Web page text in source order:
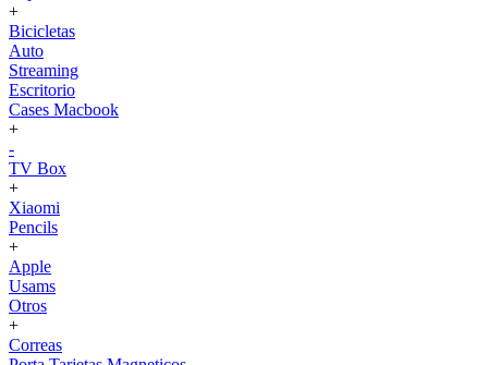
+
Bicicletas
Auto
Streaming
Escritorio
Cases Macbook
+
-
TV Box
+
Xiaomi
Pencils
+
Apple
Usams
Otros
+
Correas